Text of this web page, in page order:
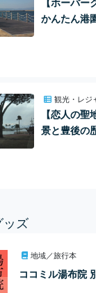
かんたん港
観光・レジ
【恋人の
景と豊後の
ズ
地域／旅行本
ココミル湯布院